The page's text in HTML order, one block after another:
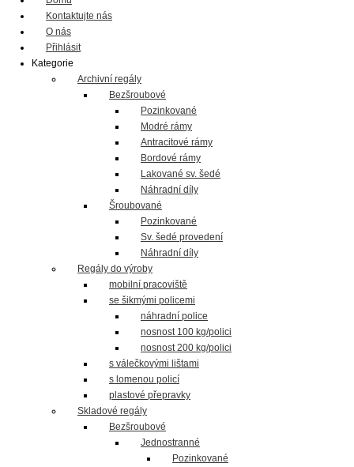
Kontaktujte nás
O nás
Přihlásit
Kategorie
Archivní regály
Bezšroubové
Pozinkované
Modré rámy
Antracitové rámy
Bordové rámy
Lakované sv. šedé
Náhradní díly
Šroubované
Pozinkované
Sv. šedé provedení
Náhradní díly
Regály do výroby
mobilní pracoviště
se šikmými policemi
náhradní police
nosnost 100 kg/polici
nosnost 200 kg/polici
s válečkovými lištami
s lomenou policí
plastové přepravky
Skladové regály
Bezšroubové
Jednostranné
Pozinkované